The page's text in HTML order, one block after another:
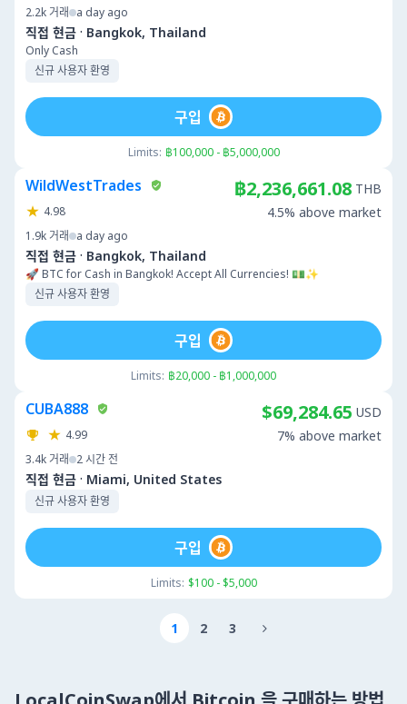
2.2k 거래 a day ago
직접 현금 · Bangkok, Thailand
Only Cash
신규 사용자 환영
Limits: ฿100,000 - ฿5,000,000
구입
WildWestTrades
4.98
1.9k 거래 a day ago
직접 현금 · Bangkok, Thailand
🚀 BTC for Cash in Bangkok! Accept All Currencies! 💵✨
신규 사용자 환영
฿2,236,661.08 THB
4.5% above market
Limits: ฿20,000 - ฿1,000,000
구입
CUBA888
4.99
3.4k 거래 2 시간 전
직접 현금 · Miami, United States
신규 사용자 환영
$69,284.65 USD
7% above market
Limits: $100 - $5,000
구입
1 2 3 